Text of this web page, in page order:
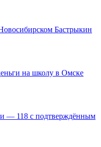
Бастрыкин
на школу в Омске
— 118 с подтверждённым